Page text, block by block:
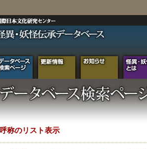
呼称のリスト表示